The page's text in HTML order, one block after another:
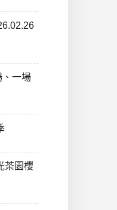
、一場
茶園櫻